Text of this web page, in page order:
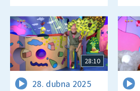
28:10
28. dubna 2025